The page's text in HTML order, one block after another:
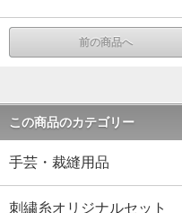
前の商品へ
この商品のカテゴリー
手芸・裁縫用品
刺繍糸オリジナルセット